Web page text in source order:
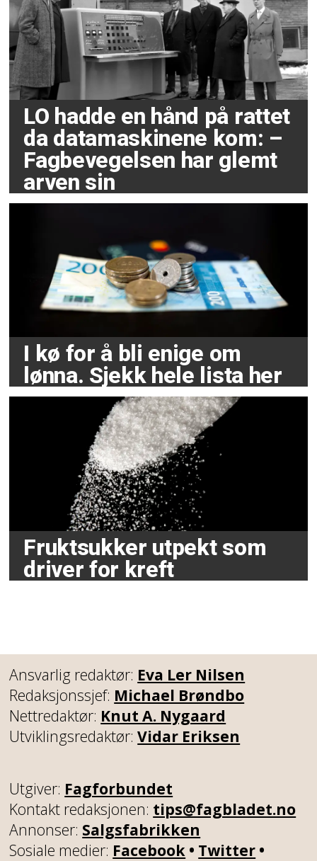
LO hadde en hånd på rattet
da datamaskinene kom: –
Fagbevegelsen har glemt
arven sin
I kø for å bli enige om
lønna. Sjekk hele lista her
Fruktsukker utpekt som
driver for kreft
Ansvarlig redaktør: Eva Ler Nilsen
Redaksjonssjef: Michael Brøndbo
Nettredaktør: Knut A. Nygaard
Utviklingsredaktør:Vidar Eriksen
Utgiver: Fagforbundet
Kontakt redaksjonen: tips@fagbladet.no
Annonser: Salgsfabrikken
Sosiale medier: Facebook • Twitter •